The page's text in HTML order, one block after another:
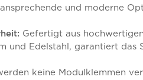
und moderne
Gefertigt aus
und Edelstahl, garantiert das
keine Modulklemmen